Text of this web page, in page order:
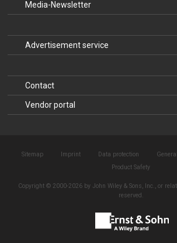
Media-Newsletter
Advertisement service
Contact
Vendor portal
Sitemap Imprint Data protection
Product Safety
Copyright © 2000-2026 by John Wiley & Sons, Inc., or
reserved.